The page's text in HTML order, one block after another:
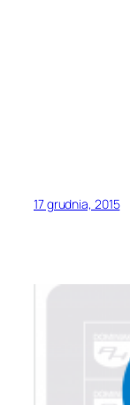
17 grudnia, 2015